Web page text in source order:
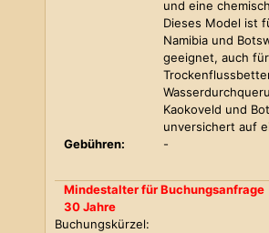
und eine
Dieses Model ist
Namibia und
geeignet, auch
Kaokoveld und
unversichert auf
Gebühren:
-
Mindestalter für Buchungsanfrage
30 Jahre
Buchungskürzel: